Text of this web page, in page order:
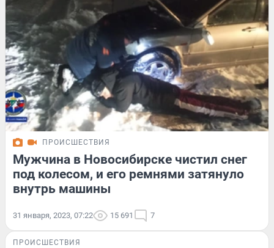
ПРОИСШЕСТВИЯ
Мужчина в Новосибирске чистил снег
под колесом, и его ремнями затянуло
внутрь машины
31 января, 2023, 07:22 15 691 7
ПРОИСШЕСТВИЯ